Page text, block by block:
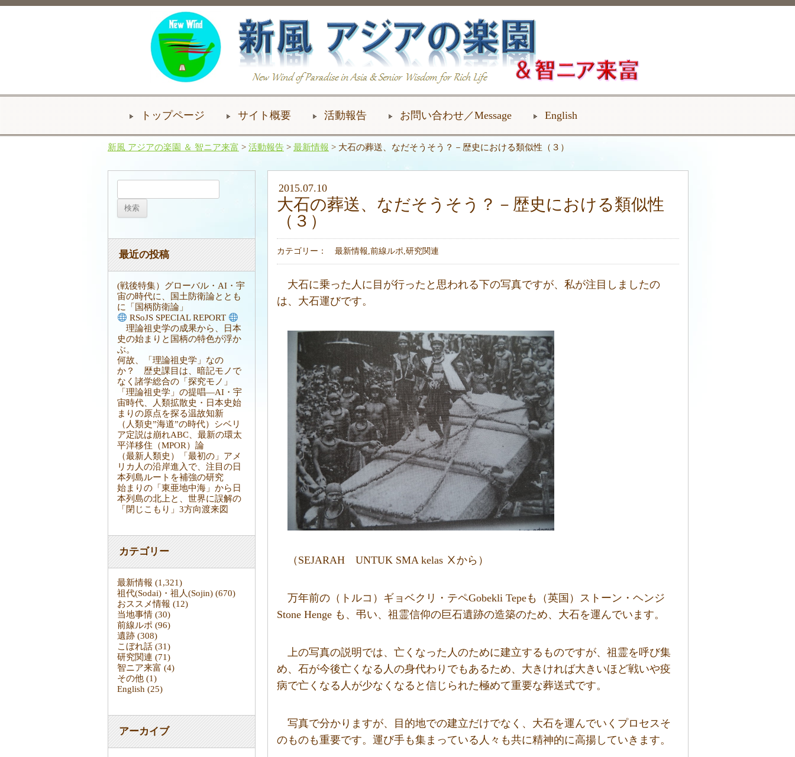
トップページ サイト概要 活動報告 お問い合わせ／Message English
新風 アジアの楽園 ＆ 智ニア来富 > 活動報告 > 最新情報 > 大石の葬送、なだそうそう？－歴史における類似性（３）
最近の投稿
(戦後特集）グローバル・AI・宇
宙の時代に、国土防衛論ととも
に「国柄防衛論」
RSoJS SPECIAL REPORT
理論祖史学の成果から、日本
史の始まりと国柄の特色が浮か
ぶ。
何故、「理論祖史学」なの
か？ 歴史課目は、暗記モノで
なく諸学総合の「探究モノ」
「理論祖史学」の提唱―AI・宇
宙時代、人類拡散史・日本史始
まりの原点を探る温故知新
（人類史”海道”の時代）シベリ
ア定説は崩れABC、最新の環太
平洋移住（MPOR）論
（最新人類史）「最初の」アメ
リカ人の沿岸進入で、注目の日
本列島ルートを補強の研究
始まりの「東亜地中海」から日
本列島の北上と、世界に誤解の
「閉じこもり」3方向渡来図
カテゴリー
最新情報 (1,321)
祖代(Sodai)・祖人(Sojin) (670)
おススメ情報 (12)
当地事情 (30)
前線ルポ (96)
遺跡 (308)
こぼれ話 (31)
研究関連 (71)
智ニア来富 (4)
その他 (1)
English (25)
アーカイブ
2015.07.10
大石の葬送、なだそうそう？－歴史における類似性
（３）
カテゴリー： 最新情報,前線ルポ,研究関連
大石に乗った人に目が行ったと思われる下の写真ですが、私が注目しましたの
は、大石運びです。
（SEJARAH UNTUK SMA kelas Ⅹから）
万年前の（トルコ）ギョベクリ・テペGobekli Tepeも（英国）ストーン・ヘンジ
Stone Henge も、弔い、祖霊信仰の巨石遺跡の造築のため、大石を運んでいます。
上の写真の説明では、亡くなった人のために建立するものですが、祖霊を呼び集
め、石が今後亡くなる人の身代わりでもあるため、大きければ大きいほど戦いや疫
病で亡くなる人が少なくなると信じられた極めて重要な葬送式です。
写真で分かりますが、目的地での建立だけでなく、大石を運んでいくプロセスそ
のものも重要です。運び手も集まっている人々も共に精神的に高揚していきます。